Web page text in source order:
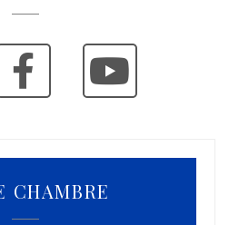
CHAMBRE